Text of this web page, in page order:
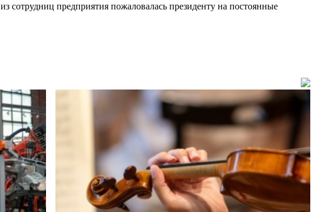
предприятия пожаловалась президенту на постоянные